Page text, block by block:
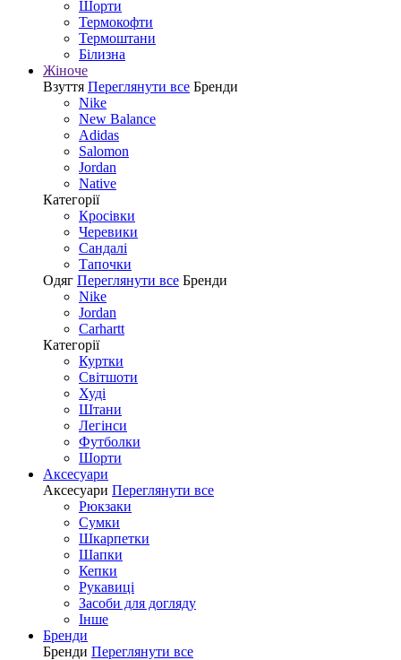
Шорти
Термокофти
Термоштани
Білизна
Жіноче
Взуття Переглянути все Бренди
Nike
New Balance
Adidas
Salomon
Jordan
Native
Категорії
Кросівки
Черевики
Сандалі
Tапочки
Одяг Переглянути все Бренди
Nike
Jordan
Carhartt
Категорії
Куртки
Світшоти
Худі
Штани
Легінси
Футболки
Шорти
Аксесуари
Аксесуари Переглянути все
Рюкзаки
Сумки
Шкарпетки
Шапки
Кепки
Рукавиці
Засоби для догляду
Інше
Бренди
Бренди Переглянути все